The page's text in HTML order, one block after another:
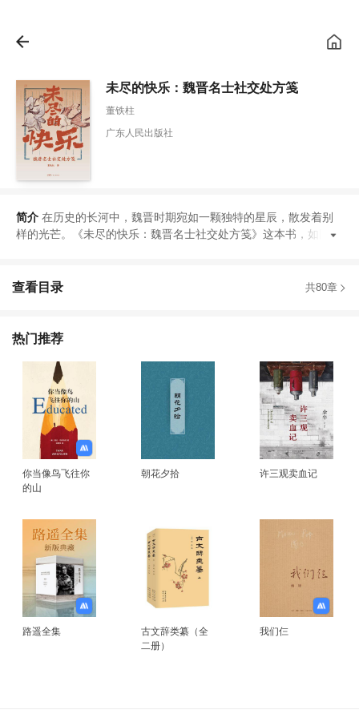
未尽的快乐：魏晋名士社交处方笺
董铁柱
广东人民出版社
在历史的长河中 ， 魏晋时期宛如一颗独特的星辰 ， 散发着别
样的光芒。 《未尽的快乐 ： 魏晋名士社交处方笺》 这本书 ， 如同一
简介
查看目录 共80章
热门推荐
你当像鸟飞往你
的山
朝花夕拾 许三观卖血记
路遥全集
古文辞类纂（全
二册）
我们仨